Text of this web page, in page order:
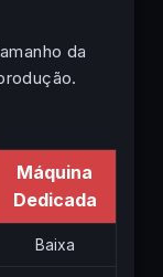
da
Máquina
Dedicada
Baixa